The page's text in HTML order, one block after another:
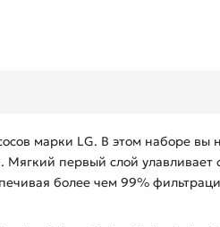
марки LG. В этом наборе вы
первый слой улавливает
более чем 99%